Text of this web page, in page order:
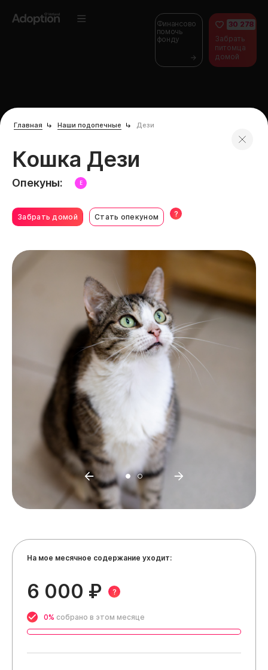
Финансово
помочь
фонду
30 278
Забрать
питомца
домой
Главная Наши подопечные Дези
Кошка Дези
Забрать домой Стать опекуном ?
Опекуны: E
На мое месячное содержание уходит:
6 000 ₽ ?
0% собрано в этом месяце